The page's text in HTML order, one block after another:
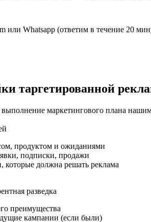
или Whatsapp (ответим в течение 20
таргетированной
выполнение маркетингового плана
продуктом и ожиданиями
подписки, продажи
которые должна решать реклама
разведка
преимущества
кампании (если были)